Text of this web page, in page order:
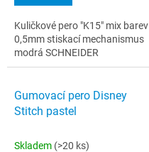
Kuličkové pero "K15" mix barev
0,5mm stiskací mechanismus
modrá SCHNEIDER
Gumovací pero Disney
Stitch pastel
Skladem (>20 ks)